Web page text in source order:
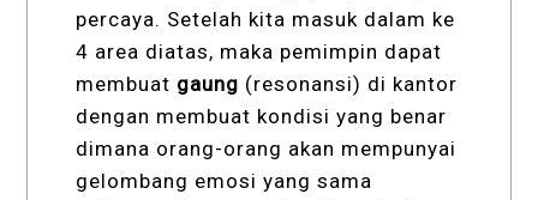
percaya. Setelah kita masuk dalam ke
4 area diatas, maka pemimpin dapat
membuat gaung (resonansi) di kantor
dengan membuat kondisi yang benar
dimana orang-orang akan mempunyai
gelombang emosi yang sama